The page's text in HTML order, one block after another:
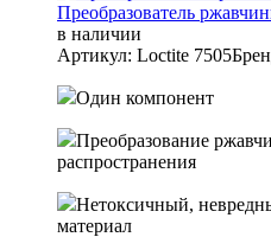
Преобразователь
в наличии
Артикул: Loctite 7505
Один компонент
Преобразование
распространения
Нетоксичный,
материал